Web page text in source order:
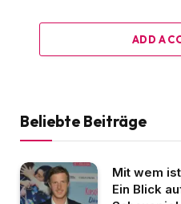
ADD A
Beliebte Beiträge
Mit wem
Ein Blick